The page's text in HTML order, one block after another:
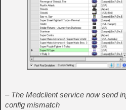
– The Medclient service now send
config mismatch